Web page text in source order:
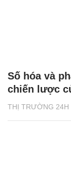
THỊ TRƯỜNG 24H
Số hóa và
chiến lược